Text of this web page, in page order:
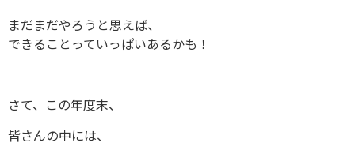
まだまだやろうと思えば、
できることっていっぱいあるかも！
さて、この年度末、
皆さんの中には、